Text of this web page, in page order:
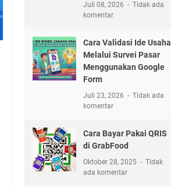
Juli 08, 2026
Tidak ada
komentar
Cara Validasi Ide Usaha
Melalui Survei Pasar
Menggunakan Google
Form
Juli 23, 2026
Tidak ada
komentar
Cara Bayar Pakai QRIS
di GrabFood
Oktober 28, 2025
Tidak
ada komentar